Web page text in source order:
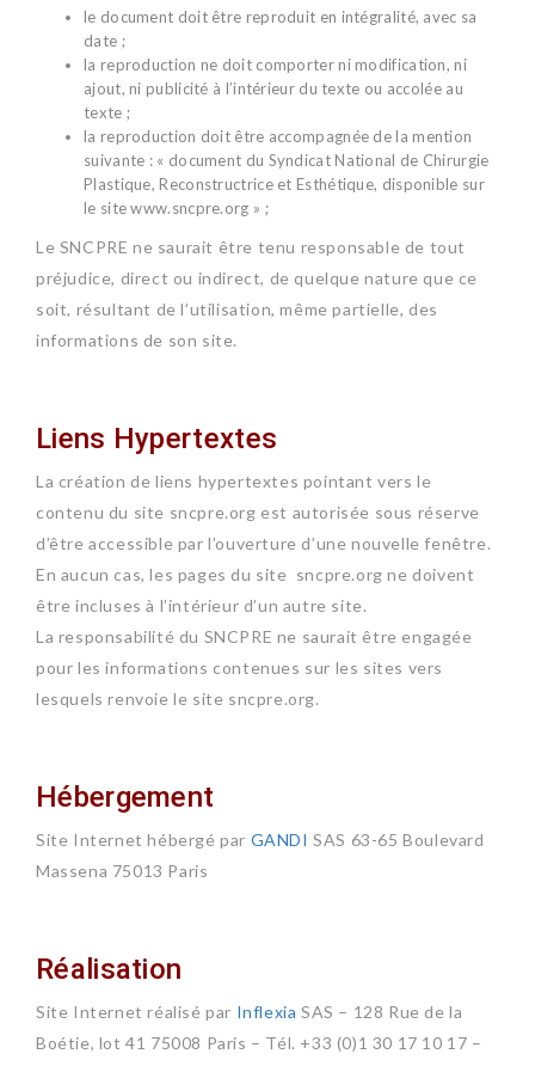
le document doit être reproduit en intégralité, avec sa
date ;
la reproduction ne doit comporter ni modification, ni
ajout, ni publicité à l’intérieur du texte ou accolée au
texte ;
la reproduction doit être accompagnée de la mention
suivante : « document du Syndicat National de Chirurgie
Plastique, Reconstructrice et Esthétique, disponible sur
le sitewww.sncpre.org » ;
Le SNCPRE ne saurait être tenu responsable de tout
préjudice, direct ou indirect, de quelque nature que ce
soit, résultant de l’utilisation, même partielle, des
informations de son site.
Liens Hypertextes
La création de liens hypertextes pointant vers le
contenu du site sncpre.org est autorisée sous réserve
d’être accessible par l’ouverture d’une nouvelle fenêtre.
En aucun cas, les pages du site sncpre.org ne doivent
être incluses à l’intérieur d’un autre site.
La responsabilité du SNCPRE ne saurait être engagée
pour les informations contenues sur les sites vers
lesquels renvoie le site sncpre.org.
Hébergement
Site Internet hébergé par GANDISAS 63-65 Boulevard
Massena 75013 Paris
Réalisation
Site Internet réalisé par Inflexia SAS – 128 Rue de la
Boétie, lot 41 75008 Paris – Tél. +33 (0)1 30 17 10 17 –